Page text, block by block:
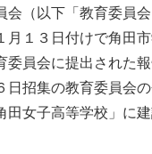
会（以下「教育委員
月１３日付けで角田
委員会に提出された
日招集の教育委員会
田女子高等学校」に